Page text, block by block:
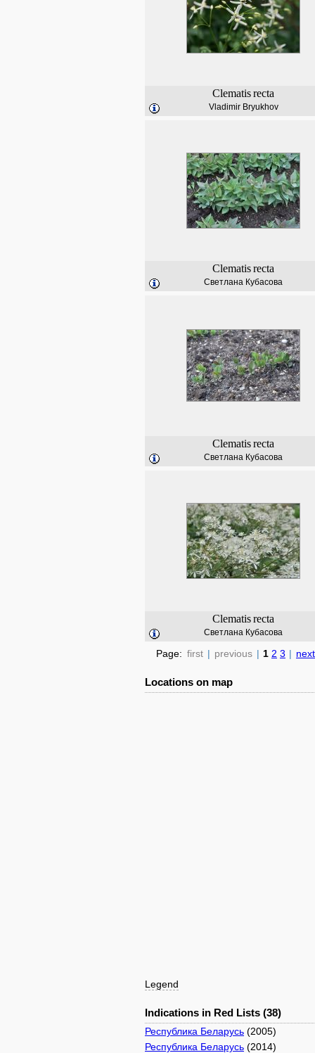
Clematisrecta
Vladimir Bryukhov
Clematisrecta
Светлана Кубасова
Clematisrecta
Светлана Кубасова
Clematisrecta
Светлана Кубасова
Page: first | previous | 1 2 3 | next
Locations on map
Legend
Indications in Red Lists (38)
Республика Беларусь (2005)
Республика Беларусь (2014)